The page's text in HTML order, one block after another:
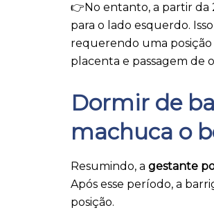
👉No entanto, a partir da
para o lado esquerdo.
requerendo uma
placenta e passagem de
Dormir de
machuca o
Resumindo, a gestante
Após esse período, a
posição.